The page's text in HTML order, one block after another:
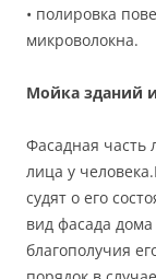
• полировка
микроволокна.
Мойка зданий
Фасадная часть
лица у
судят о его
вид фасада
благополучия